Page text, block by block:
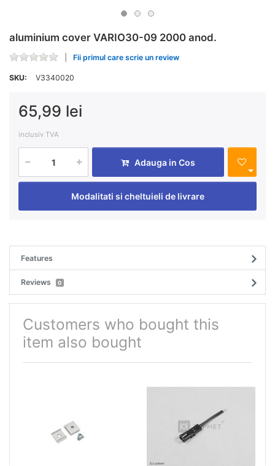
aluminium cover VARIO30-09 2000 anod.
Fii primul care scrie un review
SKU: V3340020
65,99 lei
inclusiv TVA
Adauga in Cos
Modalitati si cheltuieli de livrare
Features
Reviews 0
Customers who bought this
item also bought